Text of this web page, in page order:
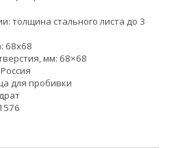
толщина стального листа до 3
68х68
мм: 68×68
для пробивки